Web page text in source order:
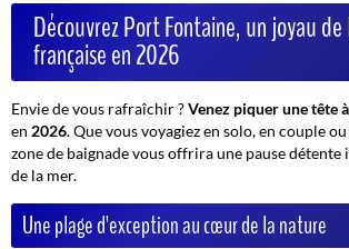
Découvrez Port Fontaine, un joyau
française en 2026
Envie de vous rafraîchir ?Venez piquer une tête
en 2026. Que vous voyagiez en solo, en couple
zone de baignade vous offrira une pause
de la mer.
Une plage d'exception au cœur de la nature